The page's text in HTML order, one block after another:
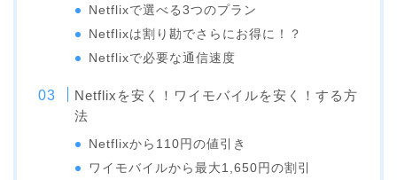
Netflixで選べる3つのプラン
Netflixは割り勘でさらにお得に！？
Netflixで必要な通信速度
Netflixを安く！ワイモバイルを安く！する方
法
Netflixから110円の値引き
ワイモバイルから最大1,650円の割引